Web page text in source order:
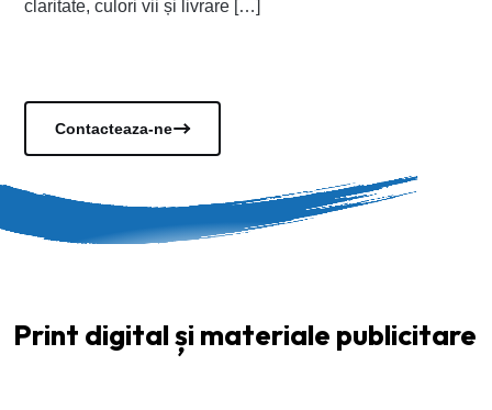
claritate, culori vii și livrare […]
Contacteaza-ne
Print digital și materiale publicitare